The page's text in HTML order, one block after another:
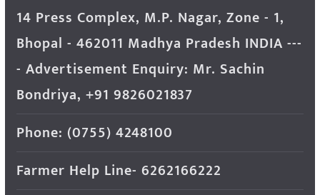
14 Press Complex, M.P. Nagar, Zone - 1,
Bhopal - 462011 Madhya Pradesh INDIA ---
- Advertisement Enquiry: Mr. Sachin
Bondriya, +91 9826021837
Phone: (0755) 4248100
Farmer Help Line- 6262166222